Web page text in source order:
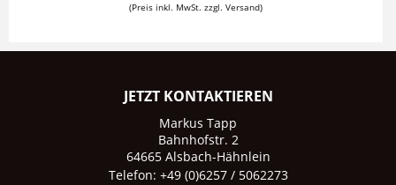
(Preis inkl. MwSt. zzgl. Versand)
JETZT KONTAKTIEREN
Markus Tapp
Bahnhofstr. 2
64665 Alsbach-Hähnlein
Telefon: +49 (0)6257 / 5062273